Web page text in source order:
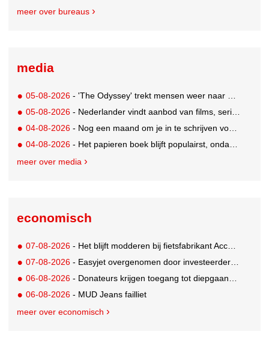
meer over bureaus
media
05-08-2026 - 'The Odyssey' trekt mensen weer naar de bioscoop
05-08-2026 - Nederlander vindt aanbod van films, series en sport vaak versnipperd
04-08-2026 - Nog een maand om je in te schrijven voor de Mercurs 2026
04-08-2026 - Het papieren boek blijft populairst, ondanks digitale alternatieven
meer over media
economisch
07-08-2026 - Het blijft modderen bij fietsfabrikant Accell. Krijgt uitstel van betaling
07-08-2026 - Easyjet overgenomen door investeerder Apollo
06-08-2026 - Donateurs krijgen toegang tot diepgaandere informatie over goede doelen
06-08-2026 - MUD Jeans failliet
meer over economisch